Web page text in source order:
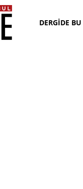
DERGİDE